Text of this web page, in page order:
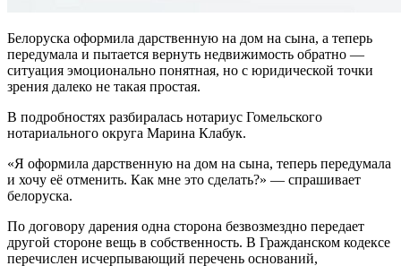
Белоруска оформила дарственную на дом на сына, а теперь
передумала и пытается вернуть недвижимость обратно —
ситуация эмоционально понятная, но с юридической точки
зрения далеко не такая простая.
В подробностях разбиралась нотариус Гомельского
нотариального округа Марина Клабук.
«Я оформила дарственную на дом на сына, теперь передумала
и хочу её отменить. Как мне это сделать?» — спрашивает
белоруска.
По договору дарения одна сторона безвозмездно передает
другой стороне вещь в собственность. В Гражданском кодексе
перечислен исчерпывающий перечень оснований,